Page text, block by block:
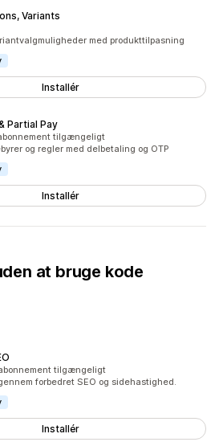
Variants
med produkttilpasning
Installér
Partial Pay
tilgængeligt
og regler med delbetaling og OTP
Installér
at bruge kode
tilgængeligt
forbedret SEO og sidehastighed.
Installér